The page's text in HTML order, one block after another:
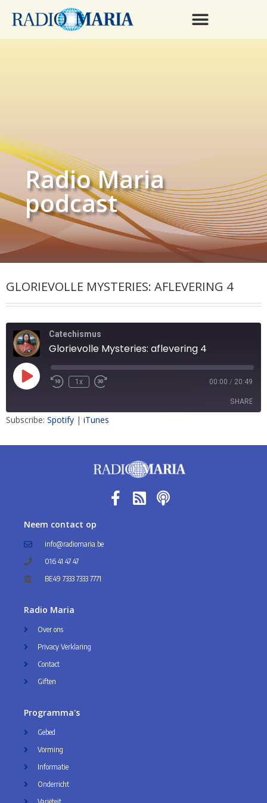
Radio Maria
podcast
GLORIEVOLLE MYSTERIES: AFLEVERING 4
Catechismus
Glorievolle Mysteries: aflevering 4
1x 00:00 / 20:49
SHARE
Subscribe: Spotify | iTunes
Neem contact op
info@radiomaria.be
016 41 47 47
BE49 7333 7333 7771
Radio Maria
Over ons
Privacy Verklaring
Contact
Giften
Programma's
Gebed
Vorming
Informatie
Onderricht